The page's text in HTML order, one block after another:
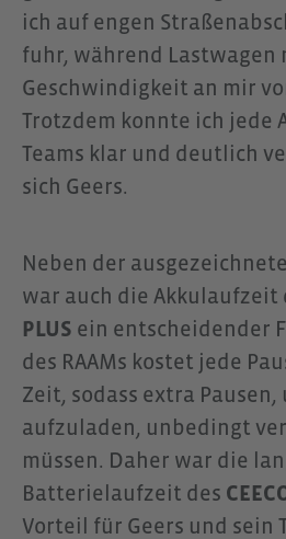
ich auf engen
fuhr, während Lastwagen
Geschwindigkeit an mir
Trotzdem konnte ich jede
Teams klar und deutlich
sich Geers.
Neben der
war auch die Akkulaufzeit
PLUS ein entscheidender
des RAAMs kostet jede
Zeit, sodass extra Pausen,
aufzuladen, unbedingt
müssen. Daher war die
Batterielaufzeit des
Vorteil für Geers und sein